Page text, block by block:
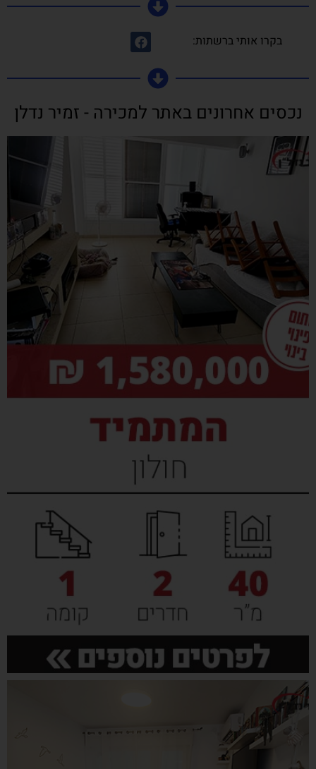
בקרו אותי ברשתות:
נכסים אחרונים באתר למכירה - זמיר נדלן